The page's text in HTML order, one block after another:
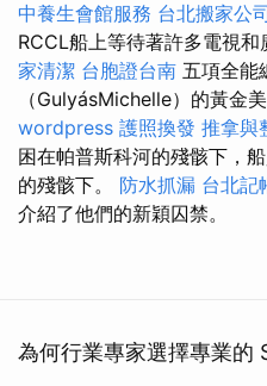
中養生會館服務 台北搬家公
RCCL船上等待著許多電視和
家清潔 台胞證台南 五項全能
（GulyásMichelle）的黃金
wordpress 護照換發 推拿與
困在帕普斯科河的殘骸下，
的殘骸下。 防水抓漏 台北記
介紹了他們的新穎囚禁。
為何行業專家選擇專業的